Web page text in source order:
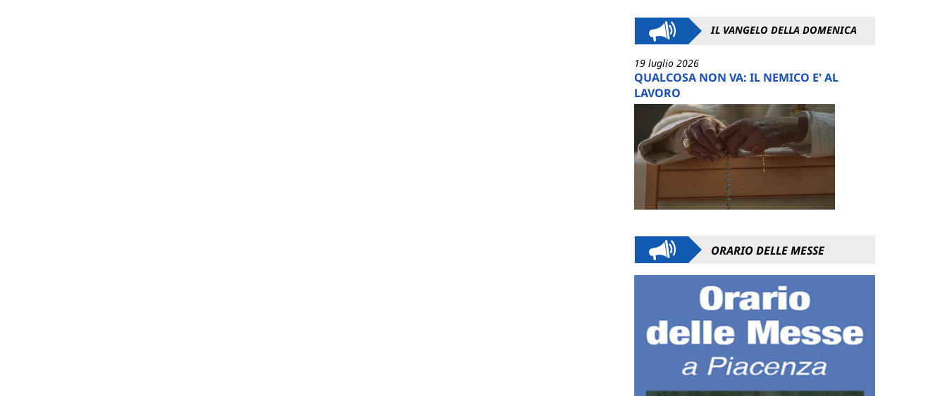
IL VANGELO DELLA DOMENICA
19 luglio 2026
QUALCOSA NON VA: IL NEMICO E' AL
LAVORO
ORARIO DELLE MESSE